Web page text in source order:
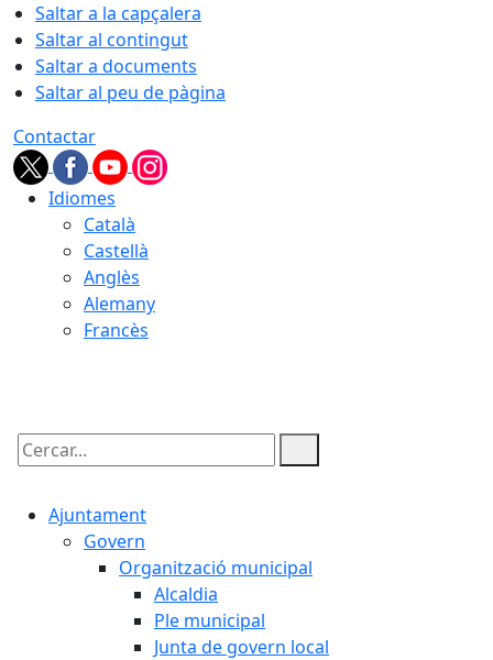
Saltar a la capçalera
Saltar al contingut
Saltar a documents
Saltar al peu de pàgina
Contactar
Idiomes
Català
Castellà
Anglès
Alemany
Francès
Cercar:
Ajuntament
Govern
Organització municipal
Alcaldia
Ple municipal
Junta de govern local